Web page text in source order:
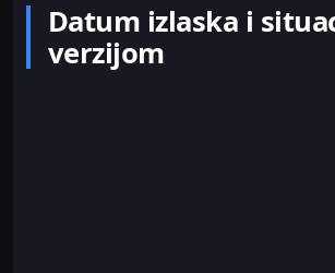
Datum izlaska i
verzijom